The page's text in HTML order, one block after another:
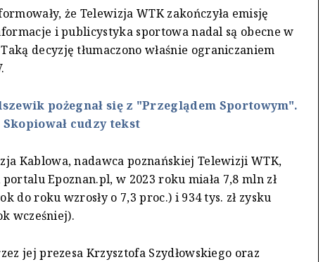
że Telewizja WTK zakończyła emisję
i publicystyka sportowa nadal są obecne w
decyzję tłumaczono właśnie ograniczaniem
pożegnał się z "Przeglądem Sportowym".
Skopiował cudzy tekst
Kablowa, nadawca poznańskiej Telewizji WTK,
Epoznan.pl, w 2023 roku miała 7,8 mln zł
do roku wzrosły o 7,3 proc.) i 934 tys. zł zysku
wcześniej).
jej prezesa Krzysztofa Szydłowskiego oraz